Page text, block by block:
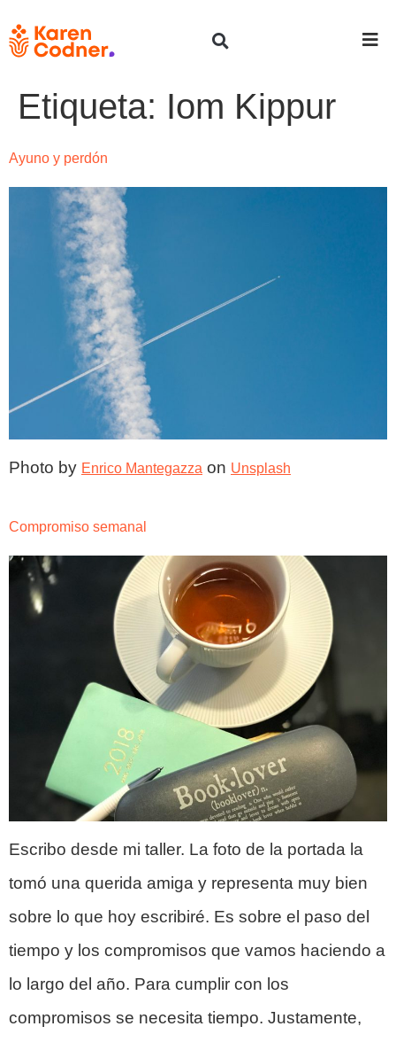
Etiqueta: Iom Kippur
Ayuno y perdón
Photo by Enrico Mantegazza on Unsplash
Compromiso semanal
Escribo desde mi taller. La foto de la portada la
tomó una querida amiga y representa muy bien
sobre lo que hoy escribiré. Es sobre el paso del
tiempo y los compromisos que vamos haciendo a
lo largo del año. Para cumplir con los
compromisos se necesita tiempo. Justamente,